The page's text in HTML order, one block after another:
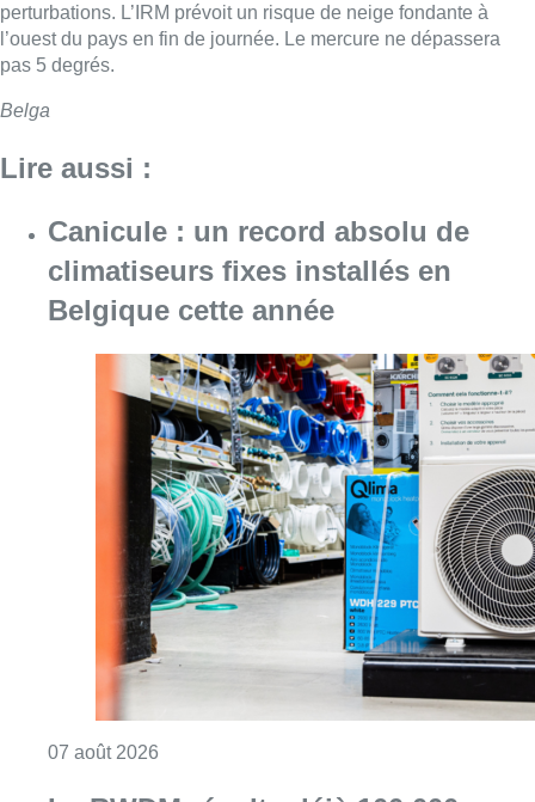
perturbations. L’IRM prévoit un risque de neige fondante à
l’ouest du pays en fin de journée. Le mercure ne dépassera
pas 5 degrés.
Belga
Lire aussi :
Canicule : un record absolu de
climatiseurs fixes installés en
Belgique cette année
07 août 2026